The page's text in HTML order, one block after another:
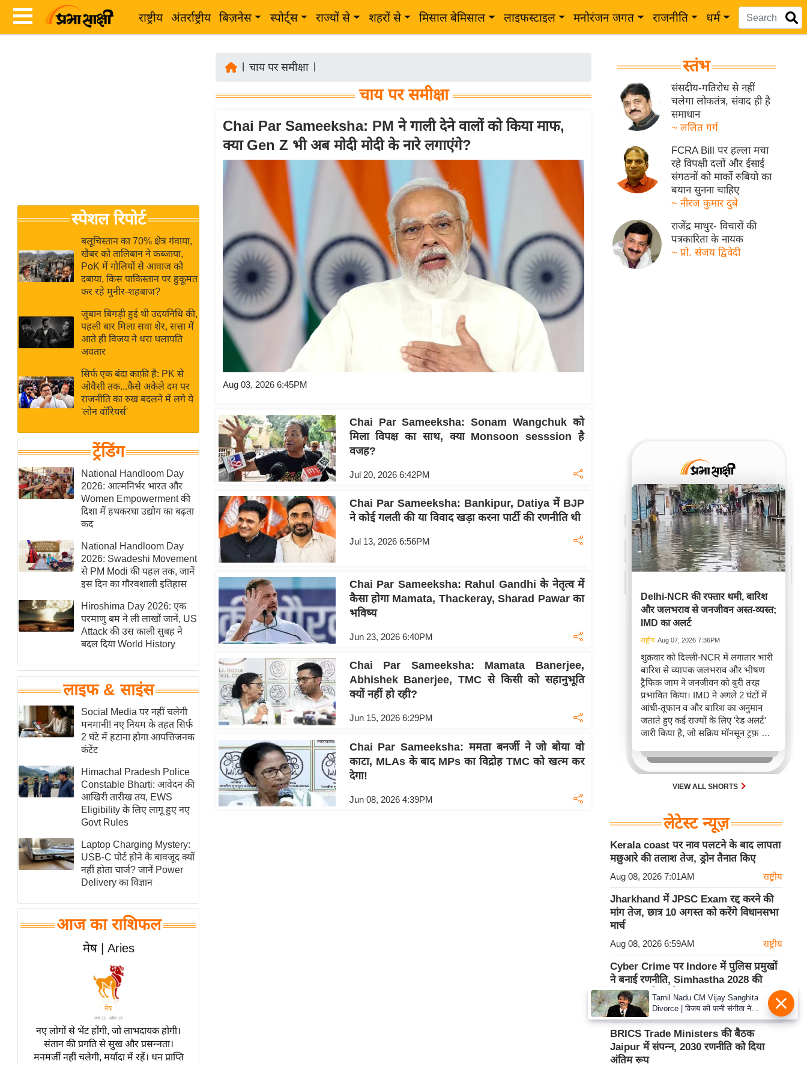
राष्ट्रीय अंतर्राष्ट्रीय बिज़नेस स्पोर्ट्स राज्यों से शहरों से मिसाल बेमिसाल लाइफस्टाइल मनोरंजन जगत राजनीति धर्म
Breaking
News in
Hindi
Hindi
Videos
जगत
राय
बजट
IPL
2026
ई-पेपर
मिसाल बेमिसाल
शख्सियत
यंग इंडिया
साहित्य जगत
ऑटो वर्ल्ड
न्यूज ब्रीफ
मनोरंजन जगत
बॉलीवुड
हॉलीवुड
फिल्म समीक्षा
Breaking
News
लाइफस्टाइल
टेक्नॉलॉजी
घरेलू नुस्खे
पर्यटन स्थल
फिटनेस मंत्रा
रिलेशनशिप
राजनीति
विश्लेषण
समसामयिक
मातृभूमि
एम.
आर.
आई.
समीक्षा
धर्म
ज्योतिष
त्योहार
राशिफल
विशेष
स्पेशल रिपोर्ट
बलूचिस्तान का 70% क्षेत्र गंवाया,
खैबर को तालिबान ने कब्जाया,
PoK में गोलियों से आवाज को
दबाया, किस पाकिस्तान पर हुकूमत
कर रहे मुनीर-शहबाज?
जुबान बिगड़ी हुई थी उदयनिधि की,
पहली बार मिला सवा शेर, सत्ता में
आते ही विजय ने धरा थलापति
अवतार
सिर्फ एक बंदा काफ़ी है: PK से
ओवैसी तक...कैसे अकेले दम पर
राजनीति का रुख बदलने में लगे ये
'लोन वॉरियर्स'
ट्रेंडिंग
National Handloom Day
2026: आत्मनिर्भर भारत और
Women Empowerment की
दिशा में हथकरघा उद्योग का बढ़ता
कद
National Handloom Day
2026: Swadeshi Movement
से PM Modi की पहल तक, जानें
इस दिन का गौरवशाली इतिहास
Hiroshima Day 2026: एक
परमाणु बम ने ली लाखों जानें, US
Attack की उस काली सुबह ने
बदल दिया World History
लाइफ & साइंस
Social Media पर नहीं चलेगी
मनमानी! नए नियम के तहत सिर्फ
2 घंटे में हटाना होगा आपत्तिजनक
कंटेंट
Himachal Pradesh Police
Constable Bharti: आवेदन की
आखिरी तारीख तय, EWS
Eligibility के लिए लागू हुए नए
Govt Rules
Laptop Charging Mystery:
USB-C पोर्ट होने के बावजूद क्यों
नहीं होता चार्ज? जानें Power
Delivery का विज्ञान
आज का राशिफल
मेष | Aries
नए लोगों से भेंट होंगी, जो लाभदायक होगी।
संतान की प्रगति से सुख और प्रसन्नता।
मनमर्जी नहीं चलेगी, मर्यादा में रहें। धन प्राप्ति
चाय पर समीक्षा
चाय पर समीक्षा
Chai Par Sameeksha: PM ने गाली देने वालों को किया माफ,
क्या Gen Z भी अब मोदी मोदी के नारे लगाएंगे?
Aug 03, 2026 6:45PM
Chai Par Sameeksha: Sonam Wangchuk को
मिला विपक्ष का साथ, क्या Monsoon sesssion है
वजह?
Jul 20, 2026 6:42PM
Chai Par Sameeksha: Bankipur, Datiya में BJP
ने कोई गलती की या विवाद खड़ा करना पार्टी की रणनीति थी
Jul 13, 2026 6:56PM
Chai Par Sameeksha: Rahul Gandhi के नेतृत्व में
कैसा होगा Mamata, Thackeray, Sharad Pawar का
भविष्य
Jun 23, 2026 6:40PM
Chai Par Sameeksha: Mamata Banerjee,
Abhishek Banerjee, TMC से किसी को सहानुभूति
क्यों नहीं हो रही?
Jun 15, 2026 6:29PM
Chai Par Sameeksha: ममता बनर्जी ने जो बोया वो
काटा, MLAs के बाद MPs का विद्रोह TMC को खत्म कर
देगा!
Jun 08, 2026 4:39PM
स्तंभ
संसदीय-गतिरोध से नहीं
चलेगा लोकतंत्र, संवाद ही है
समाधान
~ ललित गर्ग
FCRA Bill पर हल्ला मचा
रहे विपक्षी दलों और ईसाई
संगठनों को मार्को रुबियो का
बयान सुनना चाहिए
~ नीरज कुमार दुबे
राजेंद्र माथुर- विचारों की
पत्रकारिता के नायक
~ प्रो. संजय द्विवेदी
Delhi-NCR की रफ्तार थमी, बारिश
और जलभराव से जनजीवन अस्त-व्यस्त;
IMD का अलर्ट
राष्ट्रीय Aug 07, 2026 7:36PM
शुक्रवार को दिल्ली-NCR में लगातार भारी
बारिश से व्यापक जलभराव और भीषण
ट्रैफिक जाम ने जनजीवन को बुरी तरह
प्रभावित किया। IMD ने अगले 2 घंटों में
आंधी-तूफान व और बारिश का अनुमान
जताते हुए कई राज्यों के लिए 'रेड अलर्ट'
जारी किया है, जो सक्रिय मॉनसून ट्रफ़ और
जिससे यातायात बाधित होने के साथ-साथ
सफदरजंग अस्पताल में भी जलभराव की
स्थिति बनी।VIEW ALL SHORTS
लेटेस्ट न्यूज़
Kerala coast पर नाव पलटने के बाद लापता
मछुआरे की तलाश तेज, ड्रोन तैनात किए
Aug 08, 2026 7:01AM राष्ट्रीय
Jharkhand में JPSC Exam रद्द करने की
मांग तेज, छात्र 10 अगस्त को करेंगे विधानसभा
मार्च
Aug 08, 2026 6:59AM राष्ट्रीय
Cyber Crime पर Indore में पुलिस प्रमुखों
ने बनाई रणनीति, Simhastha 2028 की
सुरक्षा पर भी चर्चा
Aug 08, 2026 6:58AM राष्ट्रीय
BRICS Trade Ministers की बैठक
Jaipur में संपन्न, 2030 रणनीति को दिया
अंतिम रूप
Tamil Nadu CM Vijay Sanghita
Divorce | विजय की पत्नी संगीता ने
वापस ली तलाक की अर्जी, कोर्ट ने मामले
को किया निपटाया